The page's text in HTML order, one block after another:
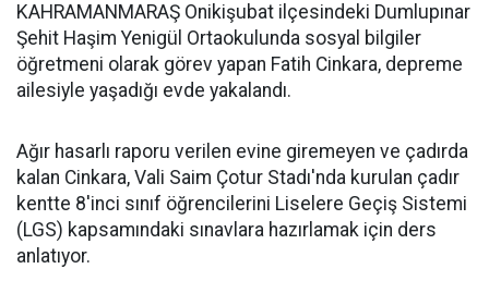
KAHRAMANMARAŞ Onikişubat ilçesindeki Dumlupınar
Şehit Haşim Yenigül Ortaokulunda sosyal bilgiler
öğretmeni olarak görev yapan Fatih Cinkara, depreme
ailesiyle yaşadığı evde yakalandı.
Ağır hasarlı raporu verilen evine giremeyen ve çadırda
kalan Cinkara, Vali Saim Çotur Stadı'nda kurulan çadır
kentte 8'inci sınıf öğrencilerini Liselere Geçiş Sistemi
(LGS) kapsamındaki sınavlara hazırlamak için ders
anlatıyor.